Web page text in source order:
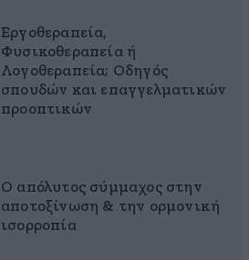
Εργοθεραπεία,
Φυσικοθεραπεία ή
Λογοθεραπεία; Οδηγός
σπουδών και επαγγελματικών
προοπτικών
Ο απόλυτος σύμμαχος στην
αποτοξίνωση & την ορμονική
ισορροπία